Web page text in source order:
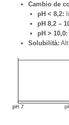
Cambio de
pH < 8,2:
pH 8,2 –
pH > 10,0:
Solubilità: